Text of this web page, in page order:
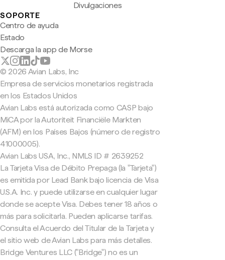
Divulgaciones
SOPORTE
Centro de ayuda
Estado
Descarga la app de Morse
© 2026 Avian Labs, Inc
Empresa de servicios monetarios registrada
en los Estados Unidos
Avian Labs está autorizada como CASP bajo
MiCA por la Autoriteit Financiële Markten
(AFM) en los Países Bajos (número de registro
41000005).
Avian Labs USA, Inc., NMLS ID # 2639252
La Tarjeta Visa de Débito Prepaga (la "Tarjeta")
es emitida por Lead Bank bajo licencia de Visa
U.S.A. Inc. y puede utilizarse en cualquier lugar
donde se acepte Visa. Debes tener 18 años o
más para solicitarla. Pueden aplicarse tarifas.
Consulta el Acuerdo del Titular de la Tarjeta y
el sitio web de Avian Labs para más detalles.
Bridge Ventures LLC ("Bridge") no es un